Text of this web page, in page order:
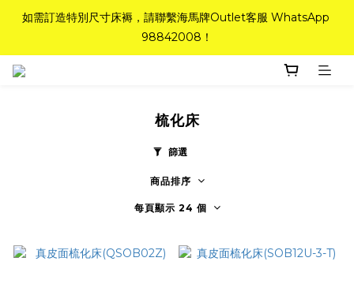
如需訂造特別尺寸床褥，請聯繫海馬牌Outlet客服 WhatsApp
98842008！
如需訂造特別尺寸床褥，請聯繫海馬牌Outlet客服 WhatsApp
98842008！
Top-Tier Quality系列床褥82折(新永久記憶床褥 及 健康記憶床
如需訂造特別尺寸床褥，請聯繫海馬牌Outlet客服 WhatsApp
98842008！
梳化床
篩選
商品排序
每頁顯示 24 個